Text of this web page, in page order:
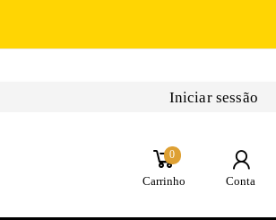
Iniciar sessão
0
Carrinho Conta